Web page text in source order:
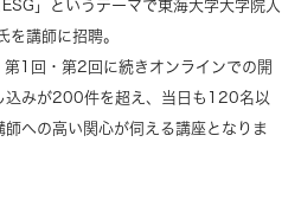
」というテーマで東海大学大学院人
を講師に招聘。
1回・第2回に続きオンラインでの開
込みが200件を超え、当日も120名以
師への高い関心が伺える講座となりま